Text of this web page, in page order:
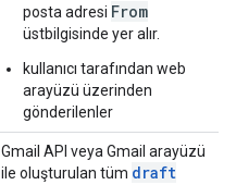
posta adresi From
üstbilgisinde yer alır.
kullanıcı tarafından web
arayüzü üzerinden
gönderilenler
Gmail API veya Gmail arayüzü
ile oluşturulan tüm draft